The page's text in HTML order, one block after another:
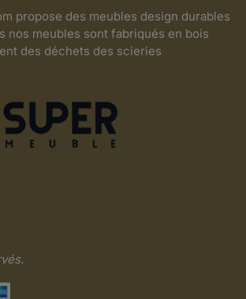
propose des meubles design durables
nos meubles sont fabriqués en bois
des déchets des scieries